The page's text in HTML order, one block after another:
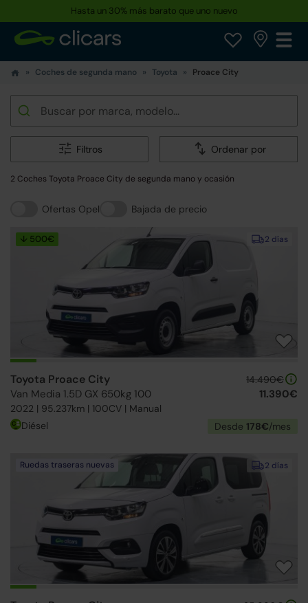
Hasta un 30% más barato que uno nuevo
Coches de segunda mano Toyota Proace City
Filtros Ordenar por
2 Coches Toyota Proace City de segunda mano y ocasión
Ofertas Opel Bajada de precio
2 días
↓ 500€
Toyota Proace City
Van Media 1.5D GX 650kg 100
2022 | 95.237km | 100CV | Manual
14.490€
11.390€
Diésel Desde 178€/mes
2 días
Ruedas traseras nuevas